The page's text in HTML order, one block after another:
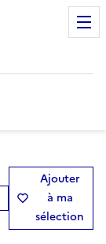
Ajouter
à ma
sélection